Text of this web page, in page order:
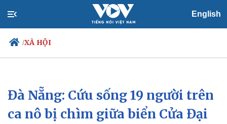
English
/XÃ HỘI
Chính trị
Tổ chức nhân sự
Xã hội
Tin 24h
Dự báo thời tiết
Đà Nẵng: Cứu sống 19 người trên
ca nô bị chìm giữa biển Cửa Đại